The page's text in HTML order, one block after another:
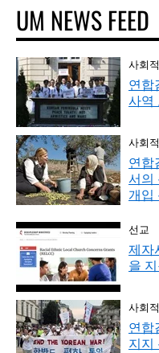
UM NEWS FEED
사회
연합
사역
사회
연합
서의
개입
선교
제자
을
사회
연합
지지